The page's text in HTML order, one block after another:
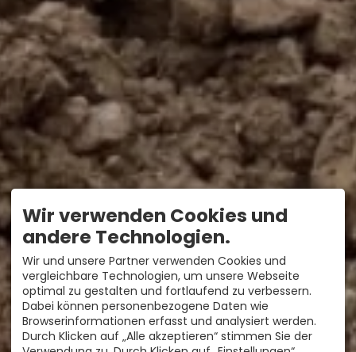
Wir verwenden Cookies und
andere Technologien.
Wir und unsere Partner verwenden Cookies und
vergleichbare Technologien, um unsere Webseite
optimal zu gestalten und fortlaufend zu verbessern.
Dabei können personenbezogene Daten wie
Browserinformationen erfasst und analysiert werden.
Durch Klicken auf „Alle akzeptieren“ stimmen Sie der